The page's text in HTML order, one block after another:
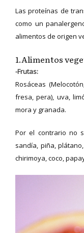
Las proteínas de
como un
alimentos de origen
1.Alimentos
-Frutas:
Rosáceas
fresa, pera), uva,
mora y granada.
Por el contrario no
sandía, piña,
chirimoya, coco,